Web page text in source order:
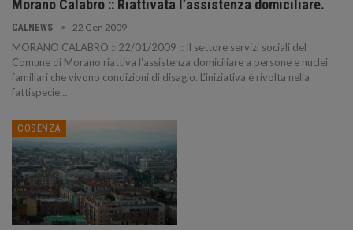
Morano Calabro :: Riattivata l’assistenza domiciliare.
CALNEWS 22 Gen 2009
MORANO CALABRO :: 22/01/2009 :: Il settore servizi sociali del
Comune di Morano riattiva l’assistenza domiciliare a persone e nuclei
familiari che vivono condizioni di disagio. L’iniziativa è rivolta nella
fattispecie…
COSENZA